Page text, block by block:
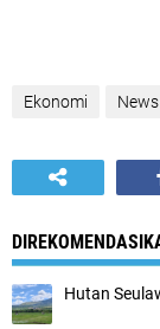
Ekonomi News
Hutan